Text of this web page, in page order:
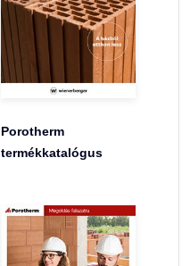
Porotherm
termékkatalógus